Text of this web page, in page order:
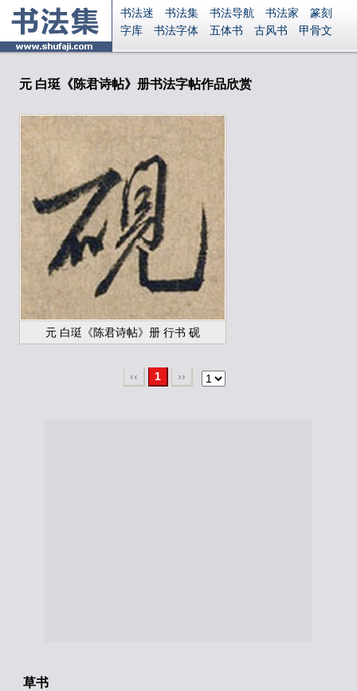
书法迷 书法集 书法导航 书法家
篆刻
字库
书法字体 五体书 古风书
甲骨文
集字
字形 大字 篆刻之家
起名
识字 英语 印章
字体下载
免费字体
Ai矢量
P图宝
安全网站
元 白珽《陈君诗帖》册书法字帖作品欣赏
元 白珽《陈君诗帖》册 行书 砚
‹‹ 1 ››
草书